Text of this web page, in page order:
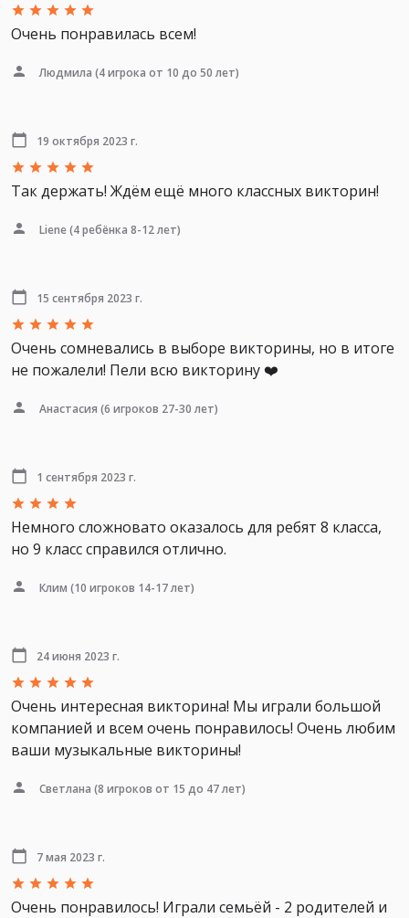
Очень понравилась всем!
Людмила (4 игрока от 10 до 50 лет)
19 октября 2023 г.
Так держать! Ждём ещё много классных викторин!
Liene(4 ребёнка 8-12 лет)
15 сентября 2023 г.
Очень сомневались в выборе викторины, но в итоге
не пожалели! Пели всю викторину ❤️
Анастасия (6 игроков 27-30 лет)
1 сентября 2023 г.
Немного сложновато оказалось для ребят 8 класса,
но 9 класс справился отлично.
Клим (10 игроков 14-17 лет)
24 июня 2023 г.
Очень интересная викторина! Мы играли большой
компанией и всем очень понравилось! Очень любим
ваши музыкальные викторины!
Светлана (8 игроков от 15 до 47 лет)
7 мая 2023 г.
Очень понравилось! Играли семьёй - 2 родителей и